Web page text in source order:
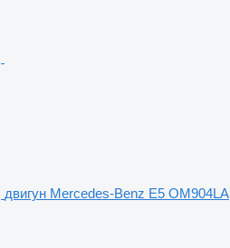
двигун Mercedes-Benz E5 OM904LA